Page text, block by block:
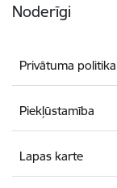
Noderīgi
Privātuma politika
Piekļūstamība
Lapas karte